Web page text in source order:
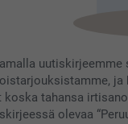
ja
koska tahansa
olevaa